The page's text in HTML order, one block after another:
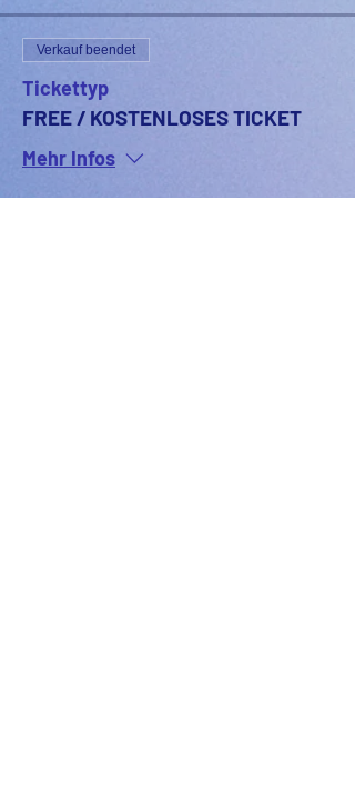
Verkauf beendet
Tickettyp
FREE / KOSTENLOSES TICKET
Mehr Infos